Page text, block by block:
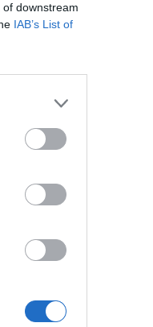
downstream
IAB’s List of
Twitter